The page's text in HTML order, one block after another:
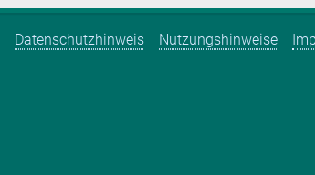
Datenschutzhinweis Nutzungshinweise